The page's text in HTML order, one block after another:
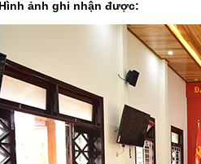
Hình ảnh ghi nhận được: